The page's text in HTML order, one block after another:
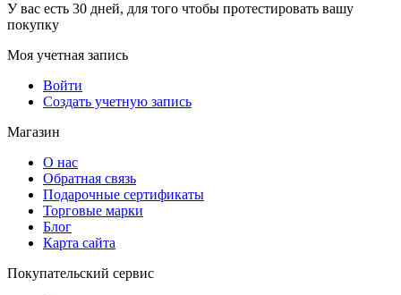
У вас есть 30 дней, для того чтобы протестировать вашу
покупку
Моя учетная запись
Войти
Создать учетную запись
Магазин
О нас
Обратная связь
Подарочные сертификаты
Торговые марки
Блог
Карта сайта
Покупательский сервис